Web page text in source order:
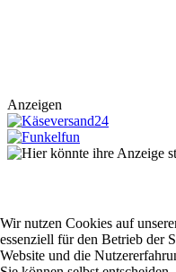
Anzeigen
Wir nutzen Cookies auf
essenziell für den Betrieb der
Website und die